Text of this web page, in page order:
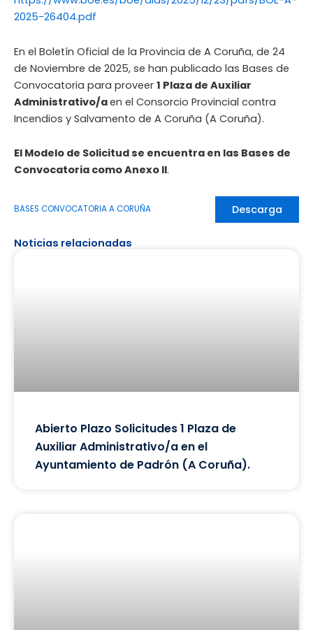
2025-26404.pdf
En el Boletín Oficial de la Provincia de A Coruña, de 24
de Noviembre de 2025, se han publicado las Bases de
Convocatoria para proveer 1 Plaza de Auxiliar
Administrativo/aen el Consorcio Provincial contra
Incendios y Salvamento de A Coruña (A Coruña).
El Modelo de Solicitud se encuentra en las Bases de
Convocatoria como Anexo II.
BASES CONVOCATORIA A CORUÑA Descarga
Noticias relacionadas
Abierto Plazo Solicitudes 1 Plaza de
Auxiliar Administrativo/a en el
Ayuntamiento de Padrón (A Coruña).